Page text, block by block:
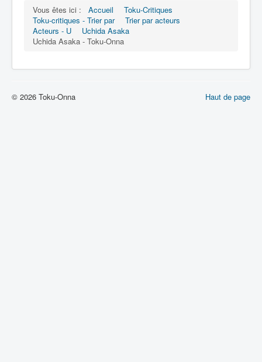
Vous êtes ici : Accueil
Toku-Critiques
Toku-critiques - Trier par
Trier par acteurs
Acteurs - U
Uchida Asaka
Uchida Asaka - Toku-Onna
Haut de page
© 2026 Toku-Onna